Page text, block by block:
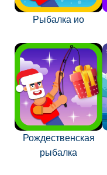
Рыбалка ио
Рождественская
рыбалка